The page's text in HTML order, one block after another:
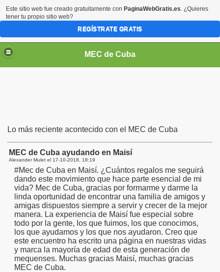
MEC de Cuba
Lo más reciente acontecido con el MEC de Cuba
MEC de Cuba ayudando en Maisí
Alexander Mulet el 17-10-2018, 18:19
#Mec de Cuba en Maisí. ¿Cuántos regalos me seguirá
dando este movimiento que hace parte esencial de mi
vida? Mec de Cuba, gracias por formarme y darme la
linda oportunidad de encontrar una familia de amigos y
amigas dispuestos siempre a servir y crecer de la mejor
manera. La experiencia de Maisí fue especial sobre
todo por la gente, los que fuimos, los que conocimos,
los que ayudamos y los que nos ayudaron. Creo que
este encuentro ha escrito una página en nuestras vidas
y marca la mayoría de edad de esta generación de
mequenses. Muchas gracias Maisí, muchas gracias
MEC de Cuba.
Este sitio web fue creado gratuitamente con PaginaWebGratis.es. ¿Quieres
tener tu propio sitio web?
REGÍSTRATE GRATIS